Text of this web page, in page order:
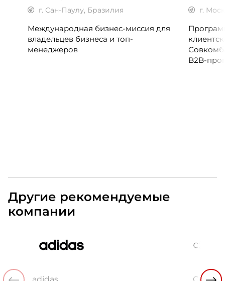
г. Сан-Паулу, Бразилия
Международная бизнес-миссия для
владельцев бизнеса и топ-
менеджеров
г.
B2B-
Другие рекомендуемые
компании
adidas